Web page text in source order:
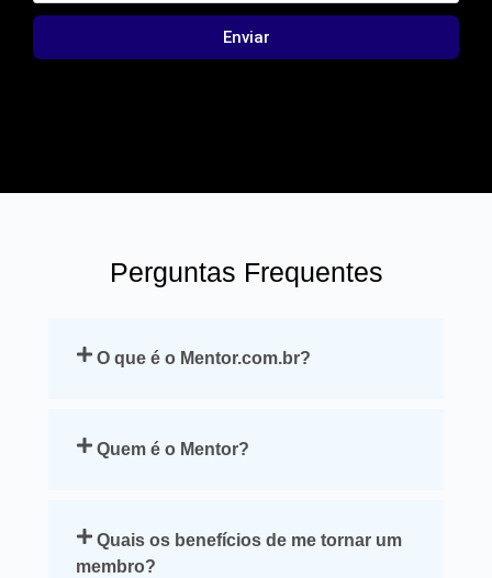
Enviar
Perguntas Frequentes
O que é o Mentor.com.br?
Quem é o Mentor?
Quais os benefícios de me tornar um
membro?